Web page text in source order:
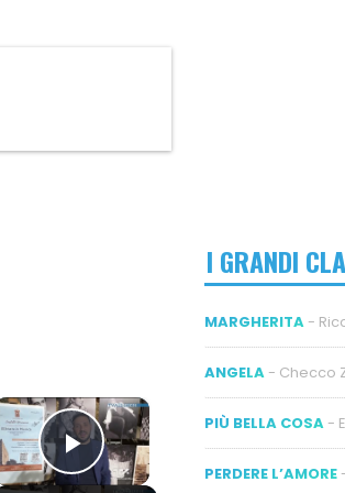
×
Play Video
I GRANDI
MARGHERITA -
ANGELA - Checco
PIÙ BELLA COSA -
PERDERE L’AMORE